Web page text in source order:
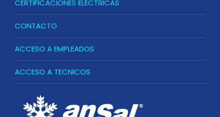
CERTIFICACIONES ELÉCTRICAS
CONTACTO
ACCESO A EMPLEADOS
ACCESO A TECNICOS